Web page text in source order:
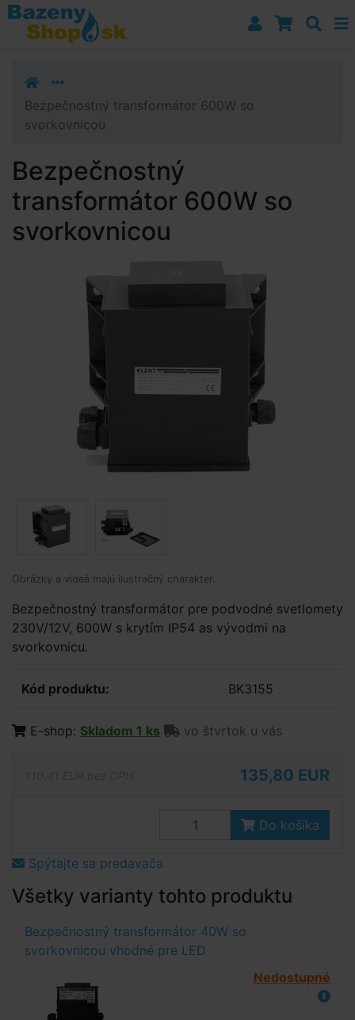
Prejsť k navigácii
Prejsť na obsah
Prejsť k bočnému stĺpci
Bezpečnostný transformátor 600W so
svorkovnicou
Bezpečnostný
transformátor 600W so
svorkovnicou
Obrázky a videá majú ilustračný charakter.
Bezpečnostný transformátor pre podvodné svetlomety
230V/12V, 600W s krytím IP54 as vývodmi na
svorkovnicu.
Kód produktu: BK3155
E-shop: Skladom 1 ks vo štvrtok u vás
135,80 EUR
Do košíka
Spýtajte sa predavača
Všetky varianty tohto produktu
Bezpečnostný transformátor 40W so
svorkovnicou vhodné pre LED
Nedostupné